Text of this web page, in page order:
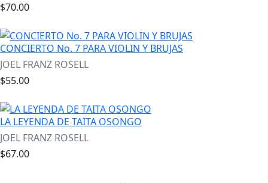
$70.00
CONCIERTO No. 7 PARA VIOLIN Y BRUJAS
JOEL FRANZ ROSELL
$55.00
LA LEYENDA DE TAITA OSONGO
JOEL FRANZ ROSELL
$67.00